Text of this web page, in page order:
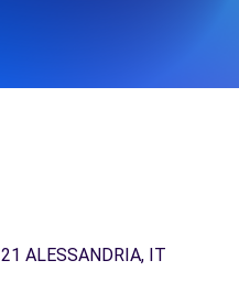
ALESSANDRIA, IT